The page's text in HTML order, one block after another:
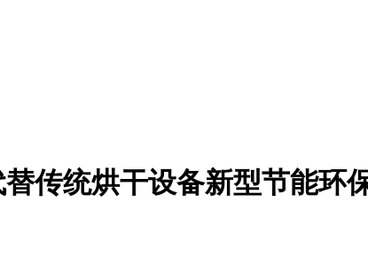
传统烘干设备新型节能环